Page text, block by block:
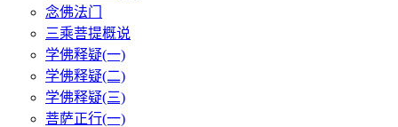
念佛法门
三乘菩提概说
学佛释疑(一)
学佛释疑(二)
学佛释疑(三)
菩萨正行(一)